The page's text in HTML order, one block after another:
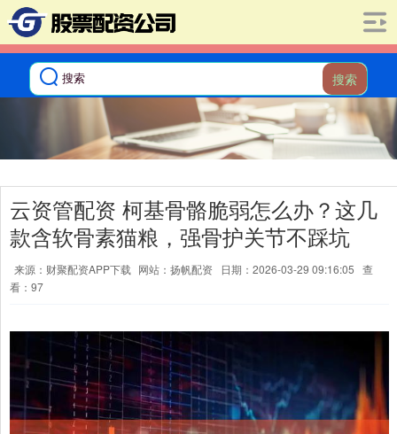
搜索
云资管配资 柯基骨骼脆弱怎么办？这几
款含软骨素猫粮，强骨护关节不踩坑
来源：财聚配资APP下载 网站：扬帆配资 日期：2026-03-29 09:16:05 查
看：97